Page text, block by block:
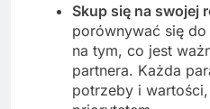
Skup się na swojej
porównywać się
na tym, co jest
partnera. Każda
potrzeby i